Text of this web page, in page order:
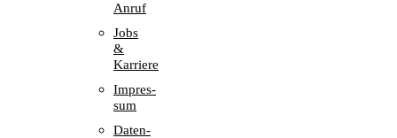
Anruf
Jobs
&
Karriere
Impres­
sum
Daten­